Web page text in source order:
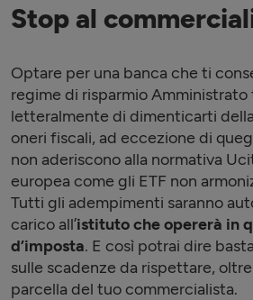
Stop al
Optare per una banca che ti
regime di risparmio
letteralmente di dimenticarti
oneri fiscali, ad eccezione di
non aderiscono alla normativa
europea come gli ETF non
Tutti gli adempimenti saranno
carico all’istituto che opererà in
d’imposta. E così potrai dire
sulle scadenze da rispettare,
parcella del tuo commercialista.